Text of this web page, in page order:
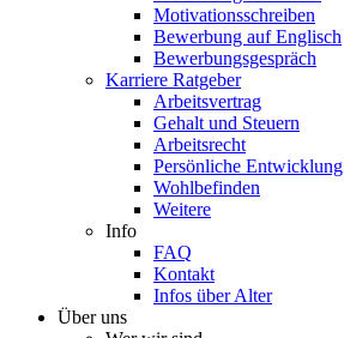
Motivationsschreiben
Bewerbung auf Englisch
Bewerbungsgespräch
Karriere Ratgeber
Arbeitsvertrag
Gehalt und Steuern
Arbeitsrecht
Persönliche Entwicklung
Wohlbefinden
Weitere
Info
FAQ
Kontakt
Infos über Alter
Über uns